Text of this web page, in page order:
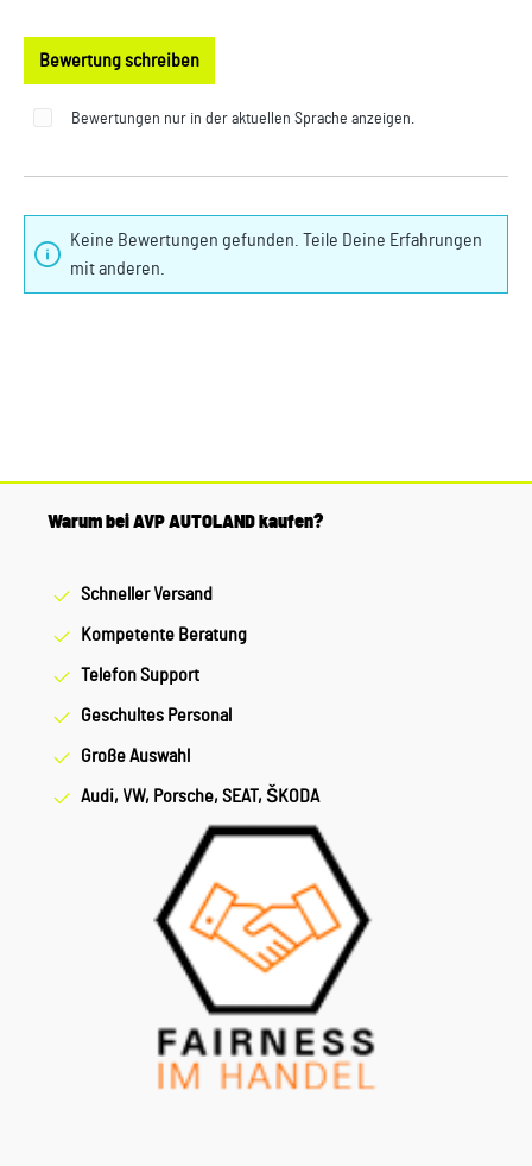
Bewertung schreiben
Bewertungen nur in der aktuellen Sprache anzeigen.
Keine Bewertungen gefunden. Teile Deine Erfahrungen
mit anderen.
Warum bei AVP AUTOLAND kaufen?
Schneller Versand
Kompetente Beratung
Telefon Support
Geschultes Personal
Große Auswahl
Audi, VW, Porsche, SEAT, ŠKODA